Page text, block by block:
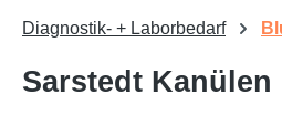
Diagnostik- + Laborbedarf
Sarstedt Kanülen